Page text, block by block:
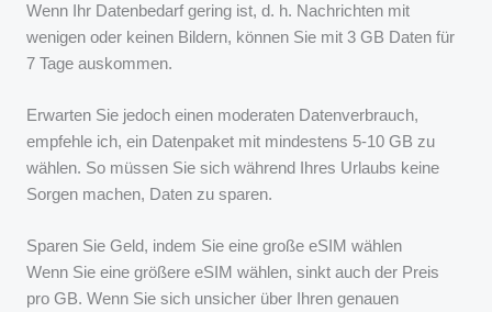
Wenn Ihr Datenbedarf gering ist, d. h. Nachrichten mit
wenigen oder keinen Bildern, können Sie mit 3 GB Daten für
7 Tage auskommen.
Erwarten Sie jedoch einen moderaten Datenverbrauch,
empfehle ich, ein Datenpaket mit mindestens 5-10 GB zu
wählen. So müssen Sie sich während Ihres Urlaubs keine
Sorgen machen, Daten zu sparen.
Sparen Sie Geld, indem Sie eine große eSIM wählen
Wenn Sie eine größere eSIM wählen, sinkt auch der Preis
pro GB. Wenn Sie sich unsicher über Ihren genauen